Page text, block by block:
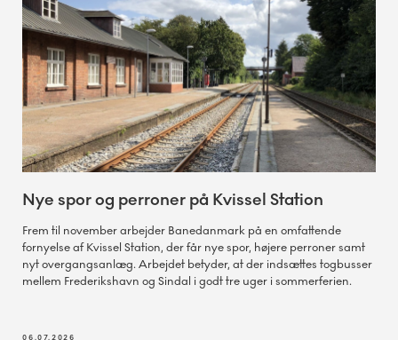
Nye spor og perroner på Kvissel Station
Frem til november arbejder Banedanmark på en omfattende
fornyelse af Kvissel Station, der får nye spor, højere perroner samt
nyt overgangsanlæg. Arbejdet betyder, at der indsættes togbusser
mellem Frederikshavn og Sindal i godt tre uger i sommerferien.
06.07.2026